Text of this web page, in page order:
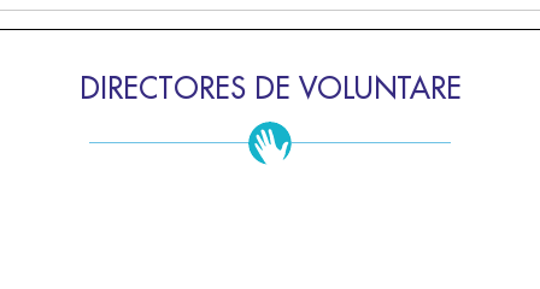
DIRECTORES DE VOLUNTARE